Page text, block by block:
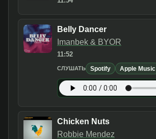
Belly Dancer
Imanbek & BYOR
11:52
СЛУШАТЬ Spotify Apple Music
Chicken Nuts
Robbie Mendez